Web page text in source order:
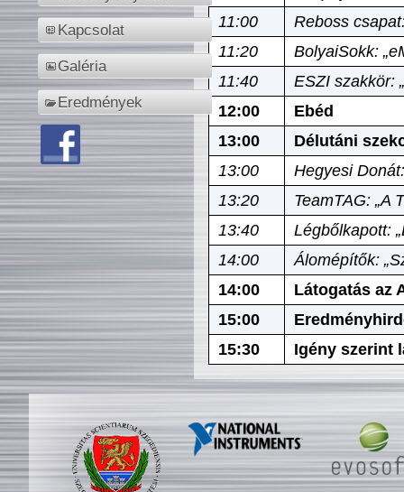
Kapcsolat
Galéria
Eredmények
11:00
Reboss
11:20
BolyaiSokk:
11:40
ESZI szakkör:
12:00
Ebéd
13:00
Délutáni
13:00
Hegyesi
13:20
TeamTAG: „A
13:40
Légbőlkapott:
14:00
Álomépítők:
14:00
Látogatás az
15:00
15:30
Igény szerint